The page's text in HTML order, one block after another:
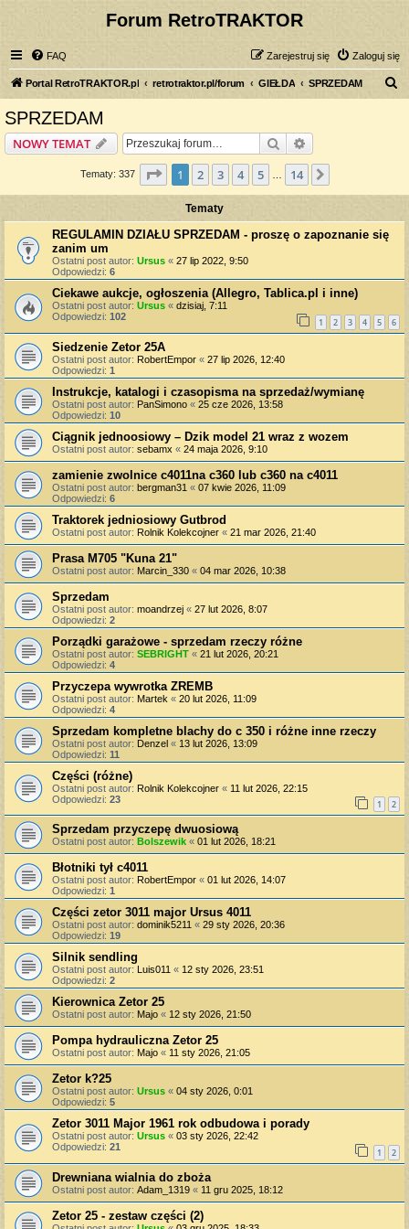
Forum RetroTRAKTOR
FAQ Zaloguj się
Zarejestruj się
Portal RetroTRAKTOR.pl retrotraktor.pl/forum GIEŁDA SPRZEDAM
SPRZEDAM
NOWY TEMAT Szukaj
Tematy: 337 Strona1 z14
1 2 3 4 5 14
Tematy
REGULAMIN DZIAŁU SPRZEDAM - proszę o zapoznanie się
zanim um
Ostatni post autor: Ursus « 27 lip 2022, 9:50
Odpowiedzi: 6
Ciekawe aukcje, ogłoszenia (Allegro, Tablica.pl i inne)
Ostatni post autor: Ursus « dzisiaj, 7:11
Odpowiedzi: 102 1 2 3 4 5 6
Siedzenie Zetor 25A
Ostatni post autor: RobertEmpor « 27 lip 2026, 12:40
Odpowiedzi: 1
Instrukcje, katalogi i czasopisma na sprzedaż/wymianę
Ostatni post autor: PanSimono « 25 cze 2026, 13:58
Odpowiedzi: 10
Ciągnik jednoosiowy – Dzik model 21 wraz z wozem
Ostatni post autor: sebamx « 24 maja 2026, 9:10
zamienie zwolnice c4011na c360 lub c360 na c4011
Ostatni post autor: bergman31 « 07 kwie 2026, 11:09
Odpowiedzi: 6
Traktorek jedniosiowy Gutbrod
Ostatni post autor: Rolnik Kolekcojner « 21 mar 2026, 21:40
Prasa M705 "Kuna 21"
Ostatni post autor: Marcin_330 « 04 mar 2026, 10:38
Sprzedam
Ostatni post autor: moandrzej « 27 lut 2026, 8:07
Odpowiedzi: 2
Porządki garażowe - sprzedam rzeczy różne
Ostatni post autor: SEBRIGHT « 21 lut 2026, 20:21
Odpowiedzi: 4
Przyczepa wywrotka ZREMB
Ostatni post autor: Martek « 20 lut 2026, 11:09
Odpowiedzi: 4
Sprzedam kompletne blachy do c 350 i różne inne rzeczy
Ostatni post autor: Denzel « 13 lut 2026, 13:09
Odpowiedzi: 11
Części (różne)
Ostatni post autor: Rolnik Kolekcojner « 11 lut 2026, 22:15
Odpowiedzi: 23 1 2
Sprzedam przyczepę dwuosiową
Ostatni post autor: Bolszewik « 01 lut 2026, 18:21
Błotniki tył c4011
Ostatni post autor: RobertEmpor « 01 lut 2026, 14:07
Odpowiedzi: 1
Części zetor 3011 major Ursus 4011
Ostatni post autor: dominik5211 « 29 sty 2026, 20:36
Odpowiedzi: 19
Silnik sendling
Ostatni post autor: Luis011 « 12 sty 2026, 23:51
Odpowiedzi: 2
Kierownica Zetor 25
Ostatni post autor: Majo « 12 sty 2026, 21:50
Pompa hydrauliczna Zetor 25
Ostatni post autor: Majo « 11 sty 2026, 21:05
Zetor k?25
Ostatni post autor: Ursus « 04 sty 2026, 0:01
Odpowiedzi: 5
Zetor 3011 Major 1961 rok odbudowa i porady
Ostatni post autor: Ursus « 03 sty 2026, 22:42
Odpowiedzi: 21 1 2
Drewniana wialnia do zboża
Ostatni post autor: Adam_1319 « 11 gru 2025, 18:12
Zetor 25 - zestaw części (2)